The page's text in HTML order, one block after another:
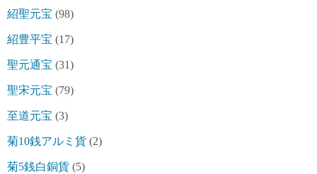
紹聖元宝 (98)
紹豊平宝 (17)
聖元通宝 (31)
聖宋元宝 (79)
至道元宝 (3)
菊10銭アルミ貨 (2)
菊5銭白銅貨 (5)